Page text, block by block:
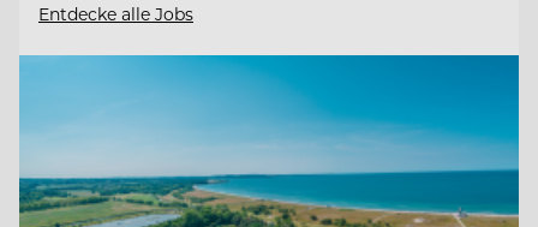
Entdecke alle Jobs